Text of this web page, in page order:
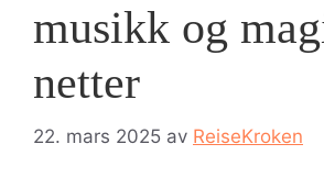
musikk og
netter
22. mars 2025 av ReiseKroken